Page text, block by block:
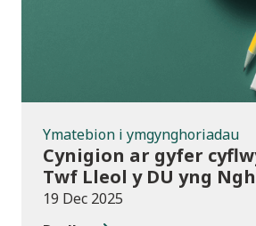
Ymatebion i ymgynghoriadau
Cynigion ar gyfer
Twf Lleol y DU yng
19 Dec 2025